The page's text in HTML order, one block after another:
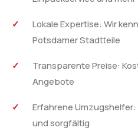
Lokale Expertise: Wir
Potsdamer Stadtteile
Transparente Preise:
Angebote
Erfahrene
und sorgfältig